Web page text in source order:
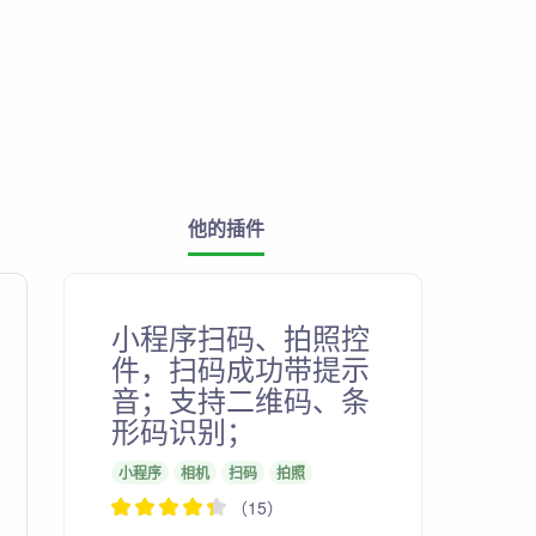
他的插件
小程序扫码、拍照控
件，扫码成功带提示
音；支持二维码、条
形码识别；
小程序 相机 扫码 拍照
（15）